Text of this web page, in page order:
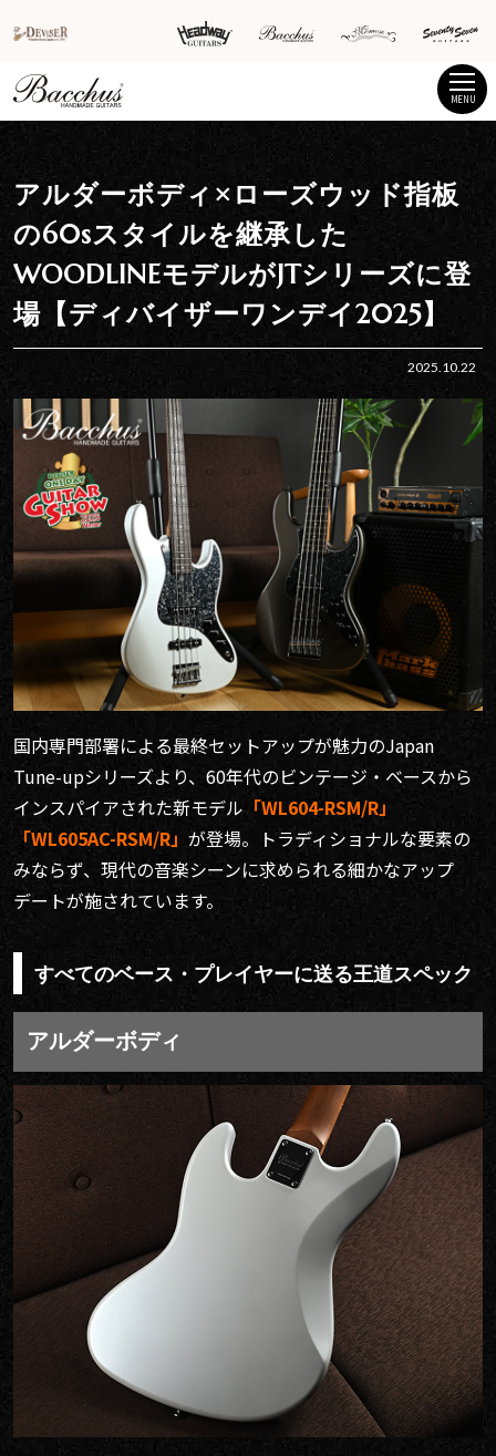
MENU
2025.10.22
アルダーボディ×ローズウッド指板
の60sスタイルを継承した
WOODLINEモデルがJTシリーズに登
場【ディバイザーワンデイ2025】
国内専門部署による最終セットアップが魅力のJapan
Tune-upシリーズより、60年代のビンテージ・ベースから
インスパイアされた新モデル「WL604-RSM/R」
「WL605AC-RSM/R」 が登場。トラディショナルな要素の
みならず、現代の音楽シーンに求められる細かなアップ
デートが施されています。
すべてのベース・プレイヤーに送る王道スペック
アルダーボディ